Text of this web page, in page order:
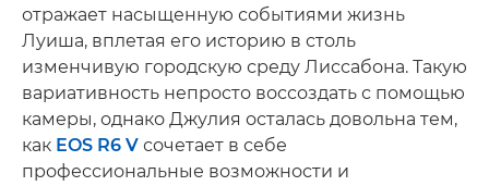
отражает насыщенную событиями жизнь
Луиша, вплетая его историю в столь
изменчивую городскую среду Лиссабона. Такую
вариативность непросто воссоздать с помощью
камеры, однако Джулия осталась довольна тем,
как EOS R6 V сочетает в себе
профессиональные возможности и